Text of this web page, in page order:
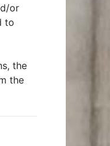
or
to
the
the